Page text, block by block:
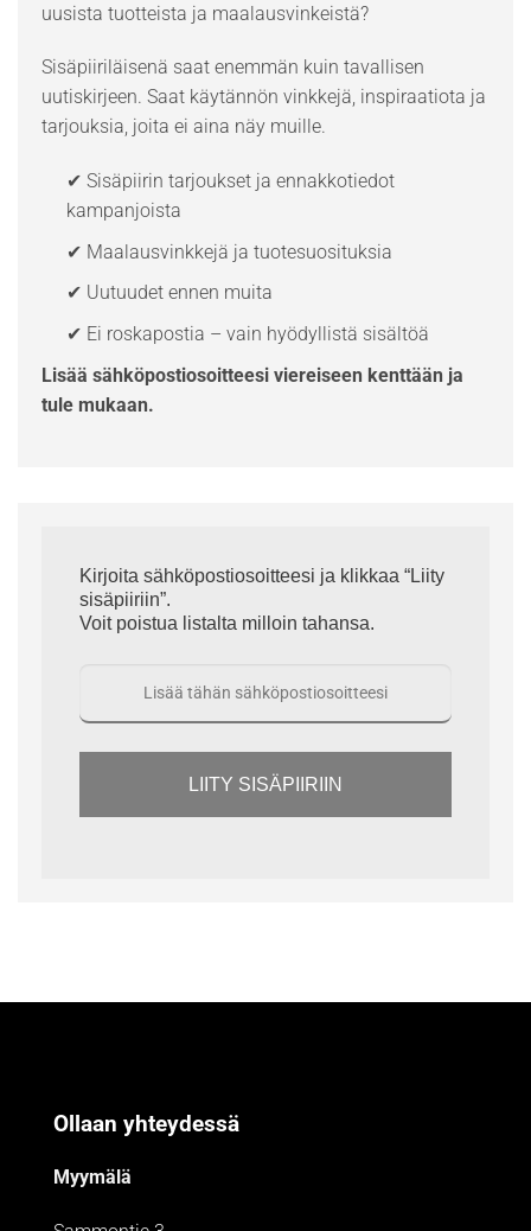
uusista tuotteista ja maalausvinkeistä?
Sisäpiiriläisenä saat enemmän kuin tavallisen
uutiskirjeen. Saat käytännön vinkkejä, inspiraatiota ja
tarjouksia, joita ei aina näy muille.
✔ Sisäpiirin tarjoukset ja ennakkotiedot
kampanjoista
✔ Maalausvinkkejä ja tuotesuosituksia
✔ Uutuudet ennen muita
✔ Ei roskapostia – vain hyödyllistä sisältöä
Lisää sähköpostiosoitteesi viereiseen kenttään ja
tule mukaan.
Kirjoita sähköpostiosoitteesi ja klikkaa “Liity
sisäpiiriin”.
Voit poistua listalta milloin tahansa.
LIITY SISÄPIIRIIN
Ollaan yhteydessä
Myymälä